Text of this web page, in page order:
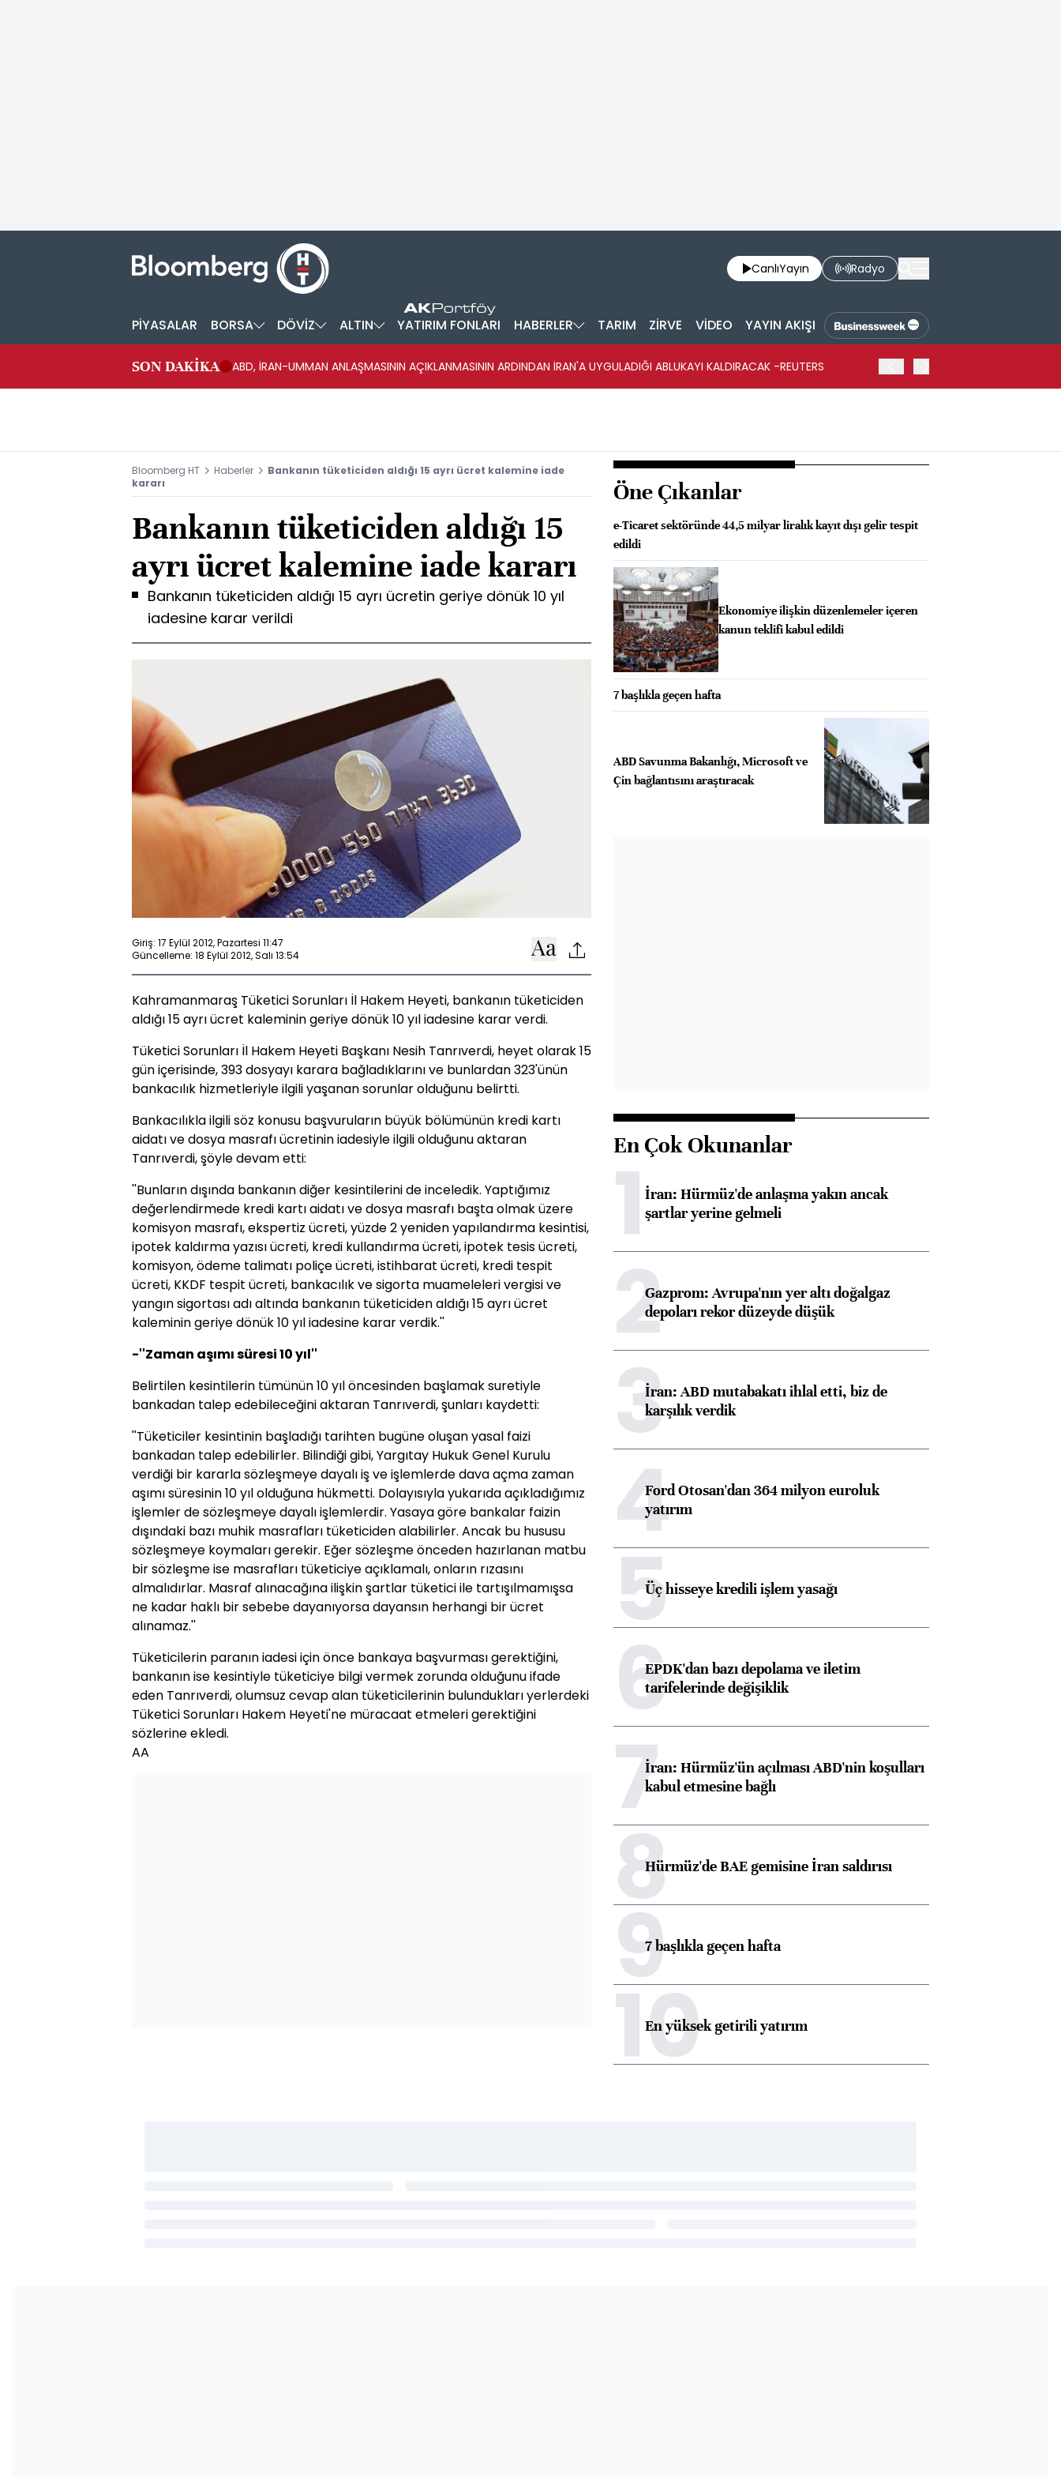
CanlıYayın Radyo
PİYASALAR BORSA DÖVİZ ALTIN YATIRIM FONLARI HABERLER TARIM ZİRVE VİDEO YAYIN AKIŞI
SON DAKİKA ABD, İRAN-UMMAN ANLAŞMASININ AÇIKLANMASININ ARDINDAN İRAN'A UYGULADIĞI ABLUKAYI KALDIRACAK -REUTERS
Bloomberg HT Haberler
Bankanın tüketiciden aldığı 15 ayrı ücret kalemine iade
kararı
Bankanın tüketiciden aldığı 15
ayrı ücret kalemine iade kararı
Bankanın tüketiciden aldığı 15 ayrı ücretin geriye dönük 10 yıl
iadesine karar verildi
Giriş: 17 Eylül 2012, Pazartesi 11:47
Güncelleme: 18 Eylül 2012, Salı 13:54
Kahramanmaraş Tüketici Sorunları İl Hakem Heyeti, bankanın tüketiciden
aldığı 15 ayrı ücret kaleminin geriye dönük 10 yıl iadesine karar verdi.
Tüketici Sorunları İl Hakem Heyeti Başkanı Nesih Tanrıverdi, heyet olarak 15
gün içerisinde, 393 dosyayı karara bağladıklarını ve bunlardan 323'ünün
bankacılık hizmetleriyle ilgili yaşanan sorunlar olduğunu belirtti.
Bankacılıkla ilgili söz konusu başvuruların büyük bölümünün kredi kartı
aidatı ve dosya masrafı ücretinin iadesiyle ilgili olduğunu aktaran
Tanrıverdi, şöyle devam etti:
''Bunların dışında bankanın diğer kesintilerini de inceledik. Yaptığımız
değerlendirmede kredi kartı aidatı ve dosya masrafı başta olmak üzere
komisyon masrafı, ekspertiz ücreti, yüzde 2 yeniden yapılandırma kesintisi,
ipotek kaldırma yazısı ücreti, kredi kullandırma ücreti, ipotek tesis ücreti,
komisyon, ödeme talimatı poliçe ücreti, istihbarat ücreti, kredi tespit
ücreti, KKDF tespit ücreti, bankacılık ve sigorta muameleleri vergisi ve
yangın sigortası adı altında bankanın tüketiciden aldığı 15 ayrı ücret
kaleminin geriye dönük 10 yıl iadesine karar verdik.''
-''Zaman aşımı süresi 10 yıl''
Belirtilen kesintilerin tümünün 10 yıl öncesinden başlamak suretiyle
bankadan talep edebileceğini aktaran Tanrıverdi, şunları kaydetti:
''Tüketiciler kesintinin başladığı tarihten bugüne oluşan yasal faizi
bankadan talep edebilirler. Bilindiği gibi, Yargıtay Hukuk Genel Kurulu
verdiği bir kararla sözleşmeye dayalı iş ve işlemlerde dava açma zaman
aşımı süresinin 10 yıl olduğuna hükmetti. Dolayısıyla yukarıda açıkladığımız
işlemler de sözleşmeye dayalı işlemlerdir. Yasaya göre bankalar faizin
dışındaki bazı muhik masrafları tüketiciden alabilirler. Ancak bu hususu
sözleşmeye koymaları gerekir. Eğer sözleşme önceden hazırlanan matbu
bir sözleşme ise masrafları tüketiciye açıklamalı, onların rızasını
almalıdırlar. Masraf alınacağına ilişkin şartlar tüketici ile tartışılmamışsa
ne kadar haklı bir sebebe dayanıyorsa dayansın herhangi bir ücret
alınamaz.''
Tüketicilerin paranın iadesi için önce bankaya başvurması gerektiğini,
bankanın ise kesintiyle tüketiciye bilgi vermek zorunda olduğunu ifade
eden Tanrıverdi, olumsuz cevap alan tüketicilerinin bulundukları yerlerdeki
Tüketici Sorunları Hakem Heyeti'ne müracaat etmeleri gerektiğini
sözlerine ekledi.
AA
Öne Çıkanlar
e-Ticaret sektöründe 44,5 milyar liralık kayıt dışı gelir tespit
edildi
Ekonomiye ilişkin düzenlemeler içeren
kanun teklifi kabul edildi
7 başlıkla geçen hafta
ABD Savunma Bakanlığı, Microsoft ve
Çin bağlantısını araştıracak
En Çok Okunanlar
1İran: Hürmüz'de anlaşma yakın ancak
şartlar yerine gelmeli
2Gazprom: Avrupa'nın yer altı doğalgaz
depoları rekor düzeyde düşük
3İran: ABD mutabakatı ihlal etti, biz de
karşılık verdik
4Ford Otosan'dan 364 milyon euroluk
yatırım
5Üç hisseye kredili işlem yasağı
6EPDK'dan bazı depolama ve iletim
tarifelerinde değişiklik
7İran: Hürmüz'ün açılması ABD'nin koşulları
kabul etmesine bağlı
8Hürmüz'de BAE gemisine İran saldırısı
97 başlıkla geçen hafta
10
En yüksek getirili yatırım